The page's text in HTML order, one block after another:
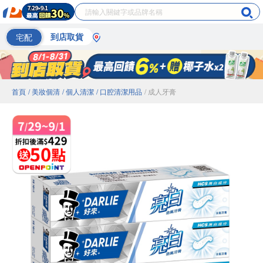
宅配 到店取貨
首頁 / 美妝個清 / 個人清潔 / 口腔清潔用品 / 成人牙膏